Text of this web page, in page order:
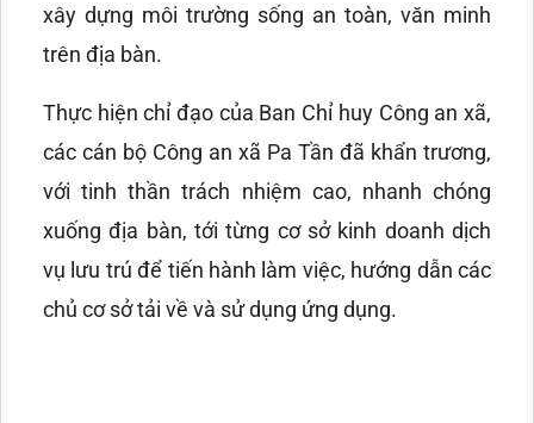
xây dựng môi trường sống an toàn, văn minh
trên địa bàn.
Thực hiện chỉ đạo của Ban Chỉ huy Công an xã,
các cán bộ Công an xã Pa Tần đã khẩn trương,
với tinh thần trách nhiệm cao, nhanh chóng
xuống địa bàn, tới từng cơ sở kinh doanh dịch
vụ lưu trú để tiến hành làm việc, hướng dẫn các
chủ cơ sở tải về và sử dụng ứng dụng.